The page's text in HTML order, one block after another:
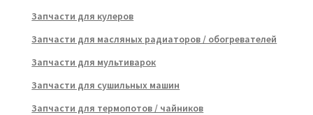
Запчасти для кулеров
Запчасти для масляных радиаторов / обогревателей
Запчасти для мультиварок
Запчасти для сушильных машин
Запчасти для термопотов / чайников